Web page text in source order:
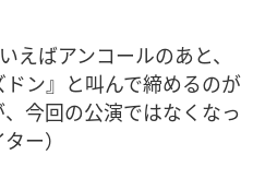
えばアンコールのあと、
ン』と叫んで締めるのが
今回の公演ではなくなっ
ー）